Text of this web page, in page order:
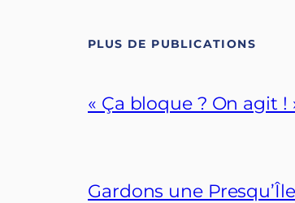
PLUS DE PUBLICATIONS
« Ça bloque ? On agit
Gardons une